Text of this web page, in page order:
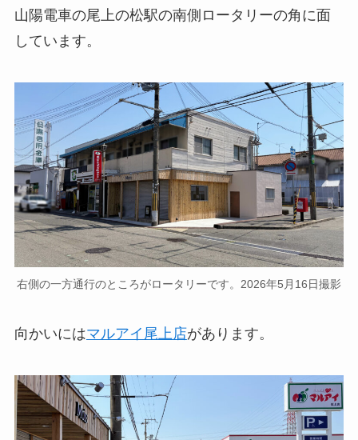
山陽電車の尾上の松駅の南側ロータリーの角に面
しています。
右側の一方通行のところがロータリーです。2026年5月16日撮影
向かいにはマルアイ尾上店があります。